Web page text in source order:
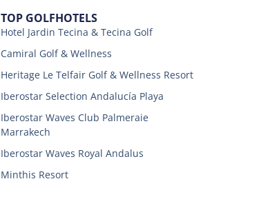
TOP GOLFHOTELS
Hotel Jardin Tecina & Tecina Golf
Camiral Golf & Wellness
Heritage Le Telfair Golf & Wellness Resort
Iberostar Selection Andalucí­a Playa
Iberostar Waves Club Palmeraie
Marrakech
Iberostar Waves Royal Andalus
Minthis Resort